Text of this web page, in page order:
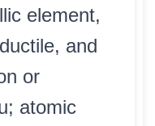
element,
and
or
atomic